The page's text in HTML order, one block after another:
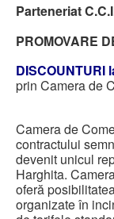
Parteneriat
PROMOVARE
DISCOUNTURI
prin Camera de
Camera de
contractului
devenit unicul
Harghita.
oferă
organizate în